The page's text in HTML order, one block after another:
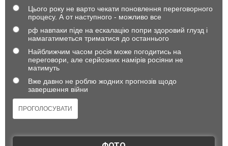
Цього року не варто чекати поновлення переговорного
процесу. А от наступного - можливо все
рф навпаки піде на ескалацію попри здоровий глузд і
намагатиметься триматися до останнього
Найближчим часом росія може погодитись на
переговори, але серйозних намірів росіяни не
матимуть
Вже давно не роблю жодних прогнозів щодо
завершення війни